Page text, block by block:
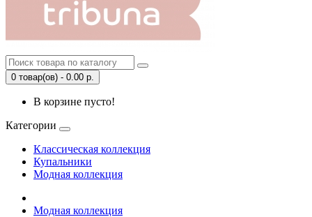
0 товар(ов) - 0.00 р.
В корзине пусто!
Категории
Классическая коллекция
Купальники
Модная коллекция
Модная коллекция